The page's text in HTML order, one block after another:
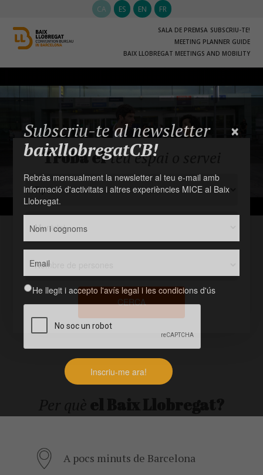
×
Subscriu-te al newsletter
baixllobregatCB!
Rebràs mensualment la newsletter al teu e-mail amb
informació d'activitats i altres experiències MICE al Baix
Llobregat.
Avís legal
He llegit i accepto l'avís legal i les condicions d'ús
SALA DE PREMSA SUBSCRIU-TE!
MEETING PLANNER GUIDE
BAIX LLOBREGAT MEETINGS AND MOBILITY
CA ES EN FR
Troba elteu espai o servei
CERCA
A pocs minuts de Barcelona